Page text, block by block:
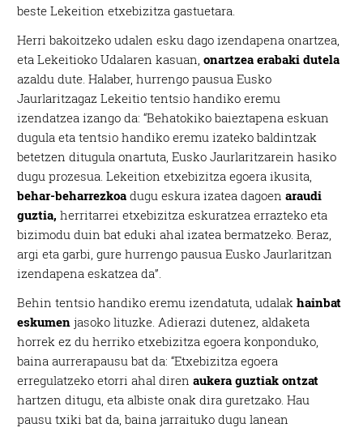
beste Lekeition etxebizitza gastuetara.
Herri bakoitzeko udalen esku dago izendapena onartzea,
eta Lekeitioko Udalaren kasuan,onartzea erabaki dutela
azaldu dute. Halaber, hurrengo pausua Eusko
Jaurlaritzagaz Lekeitio tentsio handiko eremu
izendatzea izango da: “Behatokiko baieztapena eskuan
dugula eta tentsio handiko eremu izateko baldintzak
betetzen ditugula onartuta, Eusko Jaurlaritzarein hasiko
dugu prozesua. Lekeition etxebizitza egoera ikusita,
behar-beharrezkoa dugu eskura izatea dagoenaraudi
guztia, herritarrei etxebizitza eskuratzea errazteko eta
bizimodu duin bat eduki ahal izatea bermatzeko. Beraz,
argi eta garbi, gure hurrengo pausua Eusko Jaurlaritzan
izendapena eskatzea da”.
Behin tentsio handiko eremu izendatuta, udalakhainbat
eskumen jasoko lituzke. Adierazi dutenez, aldaketa
horrek ez du herriko etxebizitza egoera konponduko,
baina aurrerapausu bat da: “Etxebizitza egoera
erregulatzeko etorri ahal diren aukera guztiak ontzat
hartzen ditugu, eta albiste onak dira guretzako. Hau
pausu txiki bat da, baina jarraituko dugu lanean